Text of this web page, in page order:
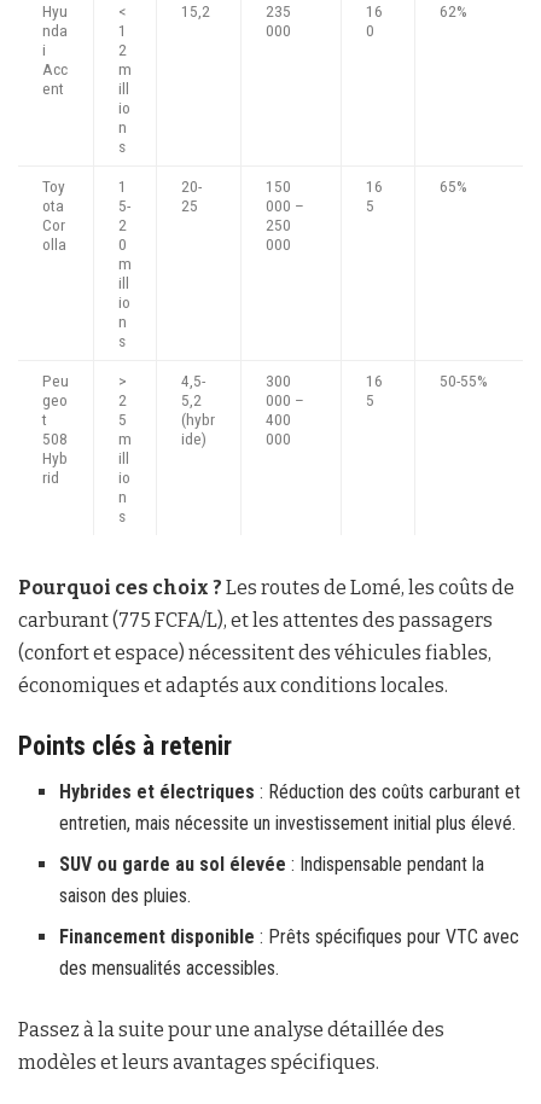
Hyu
nda
i
Acc
ent
<
1
2
m
ill
io
n
s
15,2
235
000
16
0
62%
Toy
ota
Cor
olla
1
5-
2
0
m
ill
io
n
s
20-
25
150
000 –
250
000
16
5
65%
Peu
geo
t
508
Hyb
rid
>
2
5
m
ill
io
n
s
4,5-
5,2
(hybr
ide)
300
000 –
400
000
16
5
50-55%
Pourquoi ces choix ? Les routes de Lomé, les coûts de
carburant (775 FCFA/L), et les attentes des passagers
(confort et espace) nécessitent des véhicules fiables,
économiques et adaptés aux conditions locales.
Points clés à retenir
Hybrides et électriques : Réduction des coûts carburant et
entretien, mais nécessite un investissement initial plus élevé.
SUV ou garde au sol élevée : Indispensable pendant la
saison des pluies.
Financement disponible : Prêts spécifiques pour VTC avec
des mensualités accessibles.
Passez à la suite pour une analyse détaillée des
modèles et leurs avantages spécifiques.